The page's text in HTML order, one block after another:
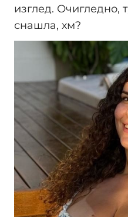
изглед. Очигледно,
снашла, хм?